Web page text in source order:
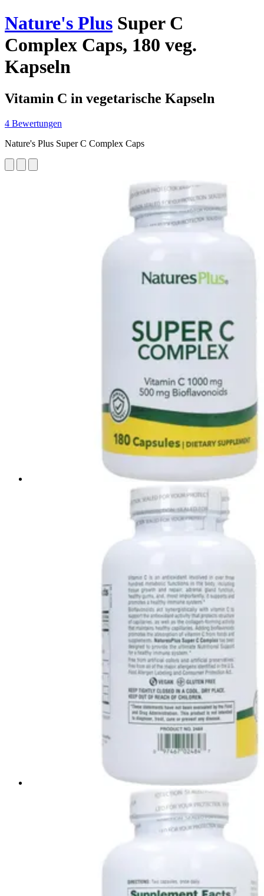
Nature's Plus Super C
Complex Caps, 180 veg.
Kapseln
Vitamin C in vegetarische Kapseln
4 Bewertungen
Nature's Plus Super C Complex Caps